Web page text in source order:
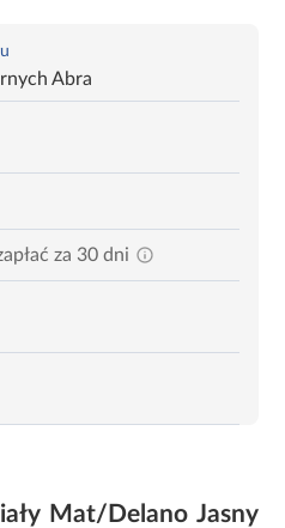
Abra
za 30 dni
Mat/Delano Jasny